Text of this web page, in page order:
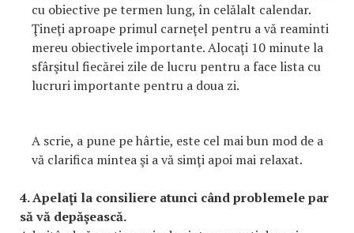
cu obiective pe termen lung, în celălalt calendar.
Ţineţi aproape primul carneţel pentru a vă reaminti
mereu obiectivele importante. Alocaţi 10 minute la
sfârşitul fiecărei zile de lucru pentru a face lista cu
lucruri importante pentru a doua zi.
A scrie, a pune pe hârtie, este cel mai bun mod de a
vă clarifica mintea şi a vă simţi apoi mai relaxat.
4. Apelaţi la consiliere atunci când problemele par
să vă depăşească.